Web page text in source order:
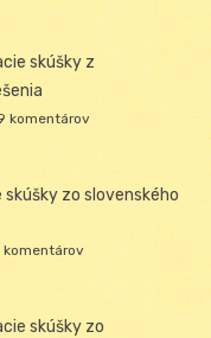
skúšky z
komentárov
zo slovenského
komentárov
skúšky zo